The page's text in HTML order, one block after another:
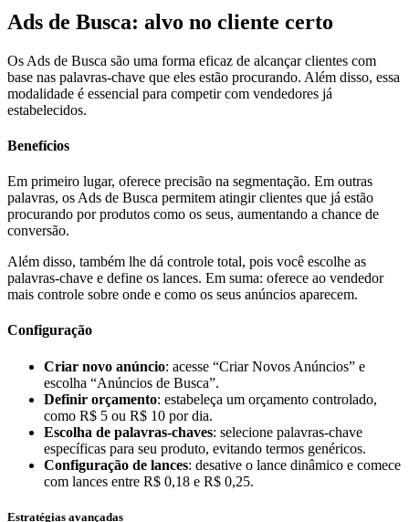
Ads de Busca: alvo no cliente certo
Os Ads de Busca são uma forma eficaz de alcançar clientes com
base nas palavras-chave que eles estão procurando. Além disso, essa
modalidade é essencial para competir com vendedores já
estabelecidos.
Benefícios
Em primeiro lugar, oferece precisão na segmentação. Em outras
palavras, os Ads de Busca permitem atingir clientes que já estão
procurando por produtos como os seus, aumentando a chance de
conversão.
Além disso, também lhe dá controle total, pois você escolhe as
palavras-chave e define os lances. Em suma: oferece ao vendedor
mais controle sobre onde e como os seus anúncios aparecem.
Configuração
Criar novo anúncio: acesse “Criar Novos Anúncios” e
escolha “Anúncios de Busca”.
Definir orçamento: estabeleça um orçamento controlado,
como R$ 5 ou R$ 10 por dia.
Escolha de palavras-chaves: selecione palavras-chave
específicas para seu produto, evitando termos genéricos.
Configuração de lances: desative o lance dinâmico e comece
com lances entre R$ 0,18 e R$ 0,25.
Estratégias avançadas